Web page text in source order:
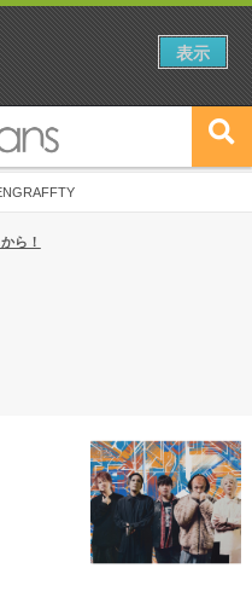
編発表！
ら！
表示